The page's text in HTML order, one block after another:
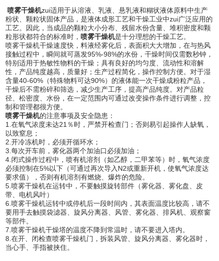
喷雾干燥机zui适用于从溶液、乳液、悬乳液和糊状液体原料中生产
粉状、颗粒状固体产品，是液体成形工艺和干燥工业中zui广泛应用的
工艺。因此，当成品的颗粒大小分布、残留水份含量、堆积密度和颗
粒形状都符合的标准时， 喷雾干燥机是十分理想的干燥工艺。
喷雾干燥机干燥速度快，料液经雾化后，表面积大大增加，在与热风
接触过程中，瞬间就可蒸发95%-98%的水份，干燥时间仅需数秒钟，
特别适用于热敏性物料的干燥；具有良好的均匀度、流动性和溶解
性，产品纯度越高，质量好；生产过程简化，操作控制方便。对于湿
含量40-60%（特殊物料可达90%）的液体能一次干燥成粉粒产品，
干燥后不需粉碎和筛选，减少生产工序，提高产品纯度。对产品粒
径、松密度、水份，在一定范围内可通过改变操作条件进行调整，控
制和管理都很方便。
喷雾干燥机的注意事项及安全隐患：
1.在氧气浓度未达21％时，严禁开检查门；否则易引起操作人缺氧，
以致窒息；
2.开冷冻机时，必须开循环水；
3.每次开车前，雾化器两个加油口必须加油；
4.闭式操作过程中，喷有机溶剂（如乙醇，二甲苯等）时，氧气浓度
必须控制在5%以下（可通过再次导入N2或重新开机，使氧气浓度达
要求值），否则有机溶剂有燃烧、爆炸的危险。
5.喷雾干燥机在运转中，不要触摸旋转部件（雾化器、雾化盘、皮
带、电机风叶）
6.喷雾干燥机运转中或停机后一段时间内，其表面温度比较高，请不
要用手去触摸袋滤器、旋风分离器、风管、雾化器、排风机、观察窗
等部件。
7.喷雾干燥机干燥塔的温度不降到常温时，请不要进入塔内。
8.在开、闭检查喷雾干燥机门，拆装风管、旋风分离器、雾化器时，
当心手、手指被挟住。